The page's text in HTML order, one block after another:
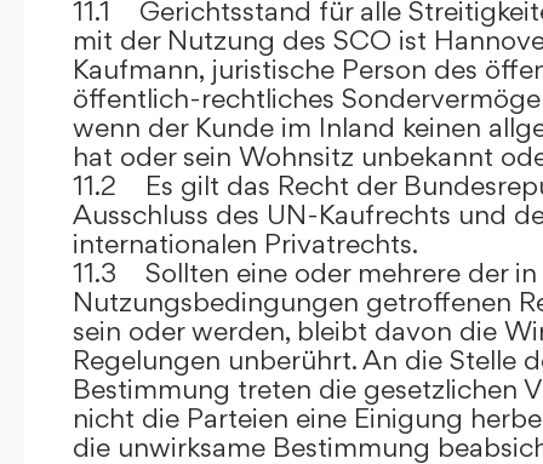
11.1 Gerichtsstand für alle
mit der Nutzung des SCO ist
Kaufmann, juristische Person des
öffentlich-rechtliches
wenn der Kunde im Inland keinen
hat oder sein Wohnsitz unbekannt
11.2 Es gilt das Recht der
Ausschluss des UN-Kaufrechts und
internationalen Privatrechts.
11.3 Sollten eine oder mehrere der in
Nutzungsbedingungen getroffenen
sein oder werden, bleibt davon die
Regelungen unberührt. An die Stelle
Bestimmung treten die gesetzlichen
nicht die Parteien eine Einigung
die unwirksame Bestimmung